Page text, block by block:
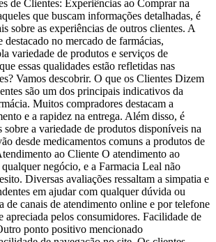
de Clientes: Experiências ao Comprar na
que buscam informações detalhadas, é
sobre as experiências de outros clientes. A
destacado no mercado de farmácias,
variedade de produtos e serviços de
essas qualidades estão refletidas nas
Vamos descobrir. O que os Clientes Dizem
são um dos principais indicativos da
Muitos compradores destacam a
e a rapidez na entrega. Além disso, é
a variedade de produtos disponíveis na
desde medicamentos comuns a produtos de
ao Cliente O atendimento ao
negócio, e a Farmacia Leal não
Diversas avaliações ressaltam a simpatia e
em ajudar com qualquer dúvida ou
de canais de atendimento online e por telefone
apreciada pelos consumidores. Facilidade de
ponto positivo mencionado